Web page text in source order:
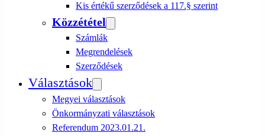
Kis értékű szerződések a 117.§ szerint
Közzététel
Számlák
Megrendelések
Szerződések
Választások
Megyei választások
Önkormányzati választások
Referendum 2023.01.21.